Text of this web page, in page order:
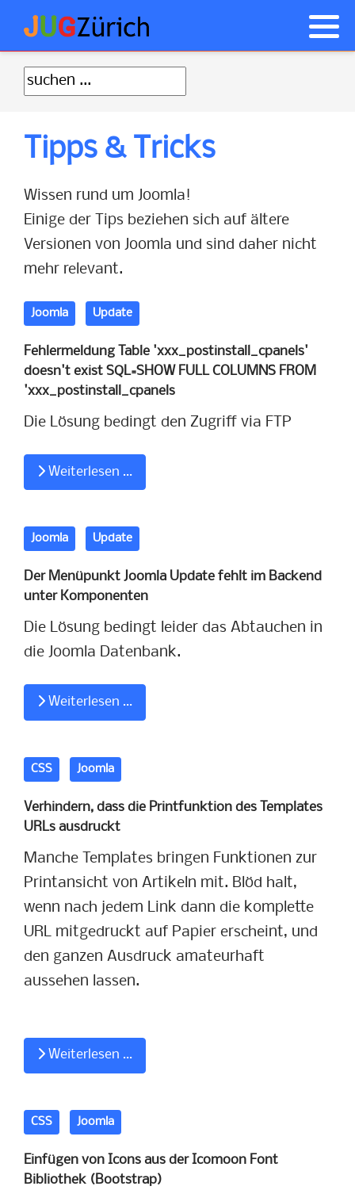
Tipps & Tricks
Wissen rund um Joomla!
Einige der Tips beziehen sich auf ältere
Versionen von Joomla und sind daher nicht
mehr relevant.
Joomla Update
Fehlermeldung Table 'xxx_postinstall_cpanels'
doesn't exist SQL=SHOW FULL COLUMNS FROM
'xxx_postinstall_cpanels
Die Lösung bedingt den Zugriff via FTP
Weiterlesen …
Joomla Update
Der Menüpunkt Joomla Update fehlt im Backend
unter Komponenten
Die Lösung bedingt leider das Abtauchen in
die Joomla Datenbank.
Weiterlesen …
CSS Joomla
Verhindern, dass die Printfunktion des Templates
URLs ausdruckt
Manche Templates bringen Funktionen zur
Printansicht von Artikeln mit. Blöd halt,
wenn nach jedem Link dann die komplette
URL mitgedruckt auf Papier erscheint, und
den ganzen Ausdruck amateurhaft
aussehen lassen.
Weiterlesen …
CSS Joomla
Einfügen von Icons aus der Icomoon Font
Bibliothek (Bootstrap)
Wie anfangen
JUGs
Probleme nach Updates
CSS Tipps
Allgemeine Tipps